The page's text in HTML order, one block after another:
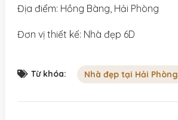
Địa điểm: Hồng Bàng, Hải Phòng
Đơn vị thiết kế: Nhà đẹp 6D
Từ khóa: Nhà đẹp tại Hải Phòng